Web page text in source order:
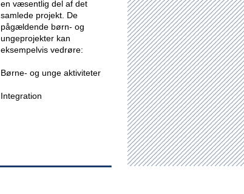
en væsentlig del af det
samlede projekt. De
pågældende børn- og
ungeprojekter kan
eksempelvis vedrøre:
Børne- og unge aktiviteter
Integration